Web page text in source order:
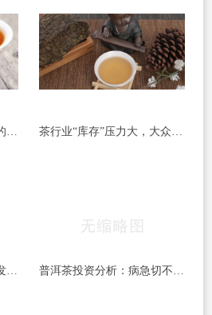
2020普洱茶市场的三种爆发可能，快销茶或成最大